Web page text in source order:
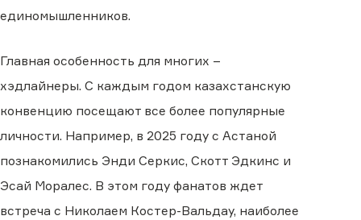
единомышленников.
Главная особенность для многих –
хэдлайнеры. С каждым годом казахстанскую
конвенцию посещают все более популярные
личности. Например, в 2025 году с Астаной
познакомились Энди Серкис, Скотт Эдкинс и
Эсай Моралес. В этом году фанатов ждет
встреча с Николаем Костер-Вальдау, наиболее